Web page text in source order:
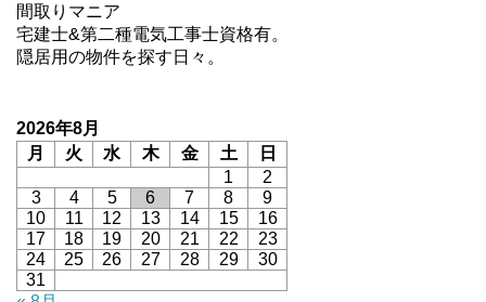
間取りマニア
宅建士&第二種電気工事士資格有。
隠居用の物件を探す日々。
2026年8月
月
火 水 木 金 土
日
1
2
3
4 5 6 7 8
9
10
11 12 13 14 15
16
17
18 19 20 21 22
23
24
25 26 27 28 29
30
31